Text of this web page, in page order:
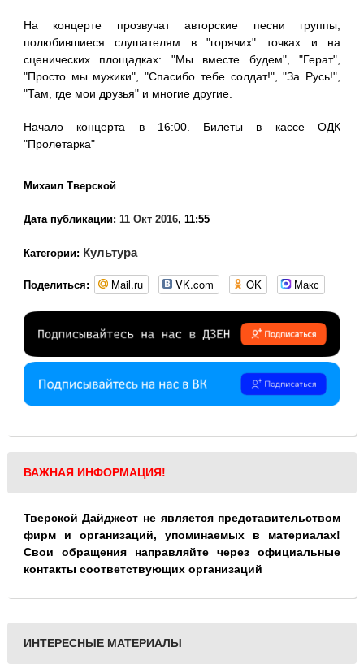
На концерте прозвучат авторские песни группы,
полюбившиеся слушателям в "горячих" точках и на
сценических площадках: "Мы вместе будем", "Герат",
"Просто мы мужики", "Спасибо тебе солдат!", "За Русь!",
"Там, где мои друзья" и многие другие.
Начало концерта в 16:00. Билеты в кассе ОДК
"Пролетарка"
Михаил Тверской
Дата публикации: 11 Окт 2016, 11:55
Категории: Культура
Поделиться: Mail.ru VK.com OK Макс
ВАЖНАЯ ИНФОРМАЦИЯ!
Тверской Дайджест не является представительством
фирм и организаций, упоминаемых в материалах!
Свои обращения направляйте через официальные
контакты соответствующих организаций
ИНТЕРЕСНЫЕ МАТЕРИАЛЫ